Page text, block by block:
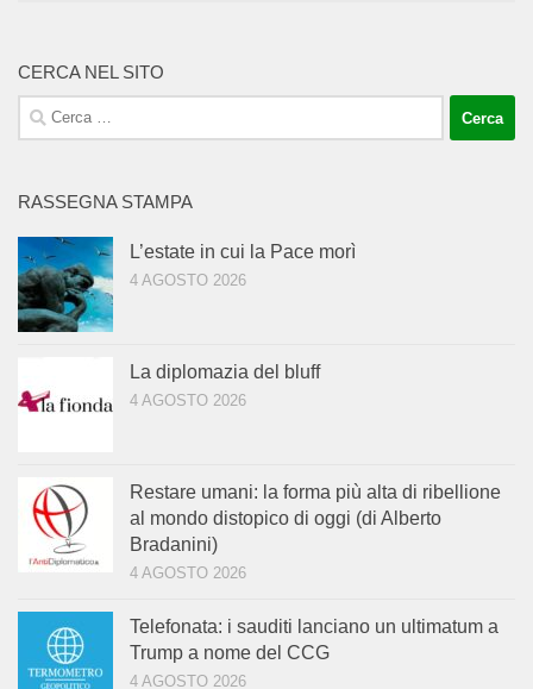
CERCA NEL SITO
Ricerca
per:
RASSEGNA STAMPA
L’estate in cui la Pace morì
4 AGOSTO 2026
La diplomazia del bluff
4 AGOSTO 2026
Restare umani: la forma più alta di ribellione
al mondo distopico di oggi (di Alberto
Bradanini)
4 AGOSTO 2026
Telefonata: i sauditi lanciano un ultimatum a
Trump a nome del CCG
4 AGOSTO 2026